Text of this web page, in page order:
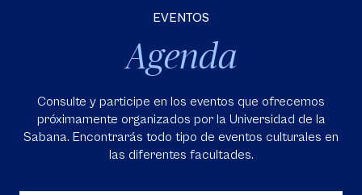
EVENTOS
Agenda
Consulte y participe en los eventos que ofrecemos
próximamente organizados por la Universidad de la
Sabana. Encontrarás todo tipo de eventos culturales en
las diferentes facultades.